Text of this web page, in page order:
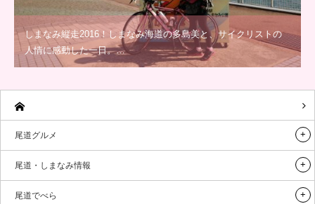
しまなみ縦走2016！しまなみ海道の多島美と、サイクリストの
人情に感動した一日。…
尾道グルメ
尾道・しまなみ情報
尾道でべら